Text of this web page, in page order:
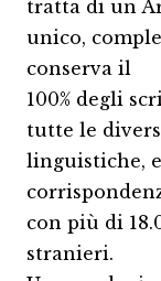
tratta di un
unico,
conserva il
100% degli
tutte le
linguistiche,
con più di
stranieri.